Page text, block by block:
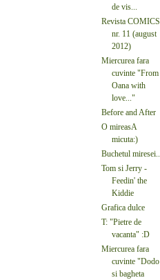
de vis...
Revista COMICS
nr. 11 (august
2012)
Miercurea fara
cuvinte "From
Oana with
love..."
Before and After
O mireasA
micuta:)
Buchetul miresei..
Tom si Jerry -
Feedin' the
Kiddie
Grafica dulce
T: "Pietre de
vacanta" :D
Miercurea fara
cuvinte "Dodo
si bagheta